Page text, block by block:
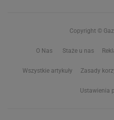
Copyright ©
O Nas Staże u nas
Wszystkie artykuły Zasady
Ustawienia